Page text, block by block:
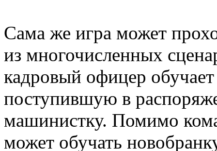
Сама же игра может
из многочисленных
кадровый офицер
поступившую в
машинистку. Помимо
может обучать